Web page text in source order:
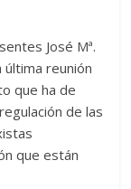
José Mª.
última reunión
que ha de
de las
que están